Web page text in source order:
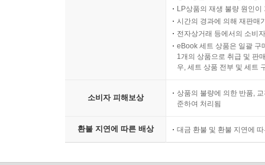
LP상품의 재생 불량 원인
시간의 경과에 의해 재판매
전자상거래 등에서의 소비
eBook 세트 상품은 일괄 구
1개의 상품으로 취급 및 판
우, 세트 상품 전부 및 세트
소비자 피해보상
상품의 불량에 의한 반품,
준하여 처리됨
환불 지연에 따른 배상 대금 환불 및 환불 지연에